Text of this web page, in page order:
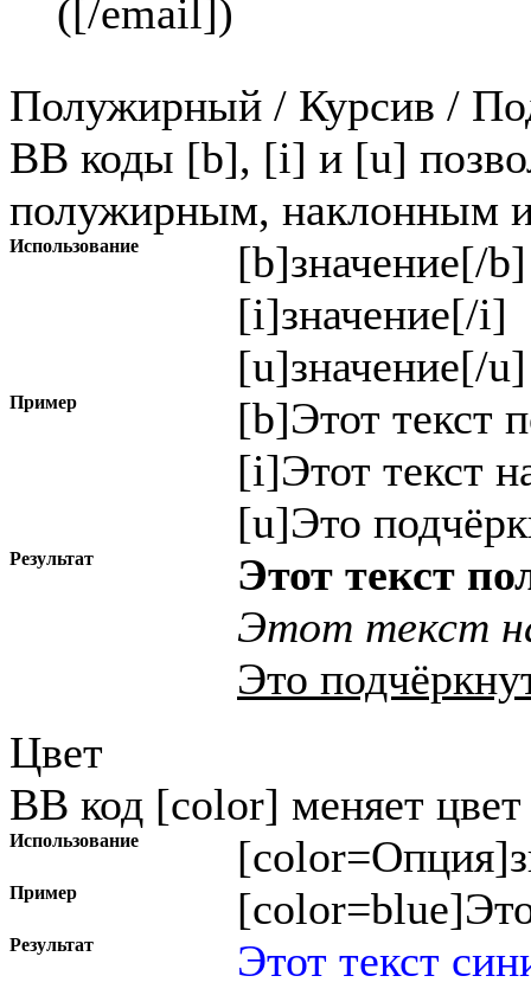
([/email])
Полужирный / Курсив /
BB коды [b], [i] и [u]
полужирным, наклонным и
Использование [b]значение[/b]
[i]значение[/i]
[u]значение[/u]
Пример
[b]Этот текст
[i]Этот текст
[u]Это
Результат
Этот текст
Этот текст
Это
Цвет
BB код [color] меняет цвет
Использование [color=Опция]
Пример
Результат
Этот текст